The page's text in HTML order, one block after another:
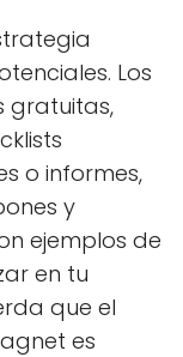
Los
gratuitas,
o informes,
y
ejemplos de
en tu
que el
es